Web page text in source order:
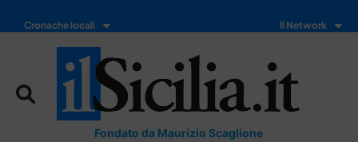
Cronache locali Il Network
Fondato da Maurizio Scaglione